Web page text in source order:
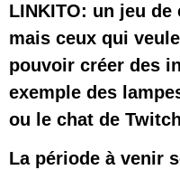
LINKITO: un jeu
mais ceux qui
pouvoir créer des
exemple des
ou le chat de Twitch
La période à venir